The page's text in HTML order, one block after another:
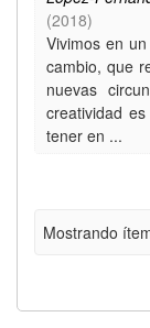
(2018)
Vivimos en
cambio, que
nuevas
creatividad
tener en ...
Mostrando